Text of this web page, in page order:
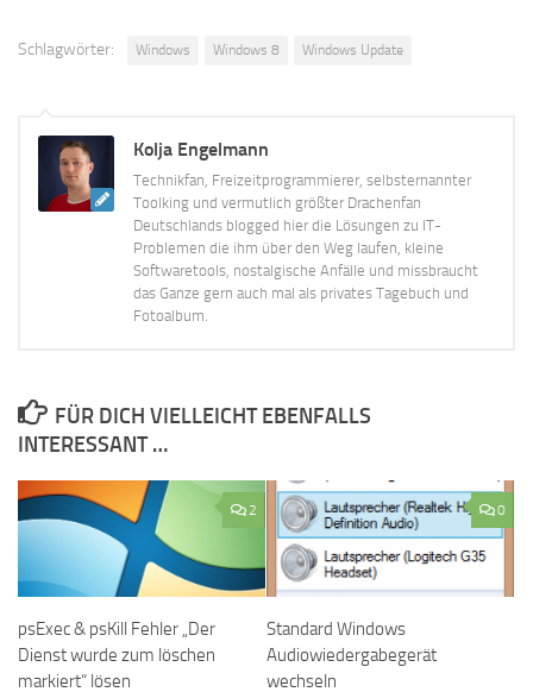
Schlagwörter: Windows Windows 8 Windows Update
Kolja Engelmann
Technikfan, Freizeitprogrammierer, selbsternannter
Toolking und vermutlich größter Drachenfan
Deutschlands blogged hier die Lösungen zu IT-
Problemen die ihm über den Weg laufen, kleine
Softwaretools, nostalgische Anfälle und missbraucht
das Ganze gern auch mal als privates Tagebuch und
Fotoalbum.
FÜR DICH VIELLEICHT EBENFALLS
INTERESSANT …
2
psExec & psKill Fehler „Der
Dienst wurde zum löschen
markiert“ lösen
0
Standard Windows
Audiowiedergabegerät
wechseln